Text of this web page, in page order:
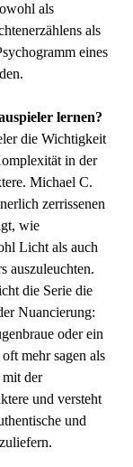
als
als
eines
lernen?
die Wichtigkeit
in der
Michael C.
zerrissenen
wie
Licht als auch
auszuleuchten.
die Serie die
Nuancierung:
oder ein
mehr sagen als
mit der
und versteht
und